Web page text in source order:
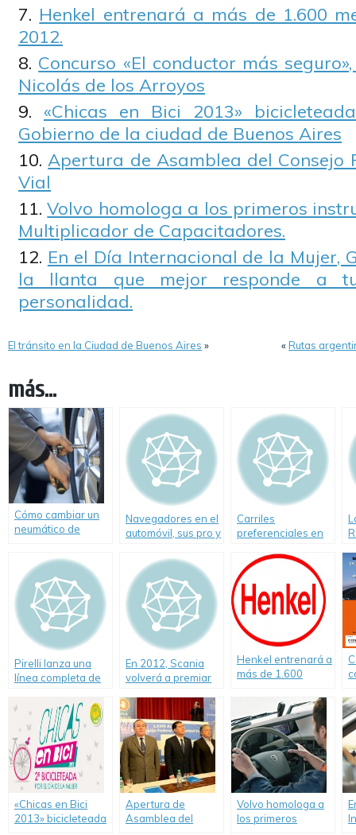
Henkel entrenará a más de 1.600
2012.
Concurso «El conductor más
Nicolás de los Arroyos
«Chicas en Bici 2013»
Gobierno de la ciudad de Buenos Aires
Apertura de Asamblea del Consejo
Vial
Volvo homologa a los primeros
Multiplicador de Capacitadores.
En el Día Internacional de la Mujer,
la llanta que mejor responde a
personalidad.
El tránsito en la Ciudad de Buenos Aires » «Rutas
más...
Cómo cambiar un
neumático de
Navegadores en el
automóvil, sus pro y
Carriles
preferenciales en
Buenos Aires
Pirelli lanza una
línea completa de
En 2012, Scania
volverá a premiar
de camiones del
país.
Henkel entrenará a
más de 1.600
fin de 2012.
«Chicas en Bici
2013» bicicleteada
Apertura de
Asamblea del
Volvo homologa a
los primeros